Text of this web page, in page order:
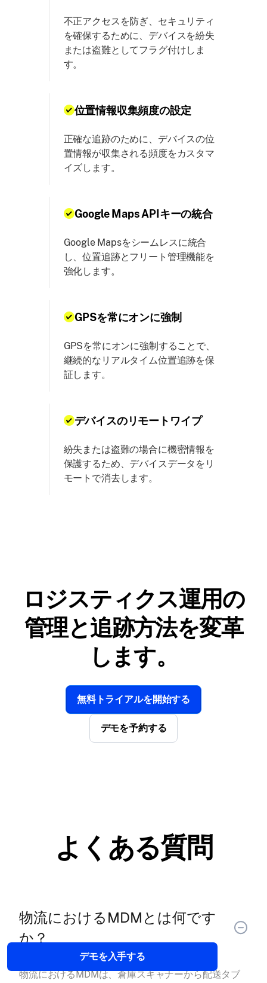
不正アクセスを防ぎ、セキュリティ
を確保するために、デバイスを紛失
または盗難としてフラグ付けしま
す。
位置情報収集頻度の設定
正確な追跡のために、デバイスの位
置情報が収集される頻度をカスタマ
イズします。
Google Maps APIキーの統合
Google Mapsをシームレスに統合
し、位置追跡とフリート管理機能を
強化します。
GPSを常にオンに強制
GPSを常にオンに強制することで、
継続的なリアルタイム位置追跡を保
証します。
デバイスのリモートワイプ
紛失または盗難の場合に機密情報を
保護するため、デバイスデータをリ
モートで消去します。
ロジスティクス運用の
管理と追跡方法を変革
します。
無料トライアルを開始する
デモを予約する
よくある質問
物流におけるMDMとは何です
か？
物流におけるMDMは、倉庫スキャナーから配送タブ
デモを入手する